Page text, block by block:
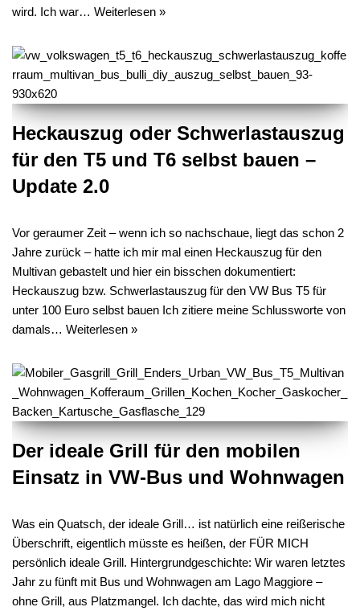
wird. Ich war… Weiterlesen »
Heckauszug oder Schwerlastauszug
für den T5 und T6 selbst bauen –
Update 2.0
Vor geraumer Zeit – wenn ich so nachschaue, liegt das schon 2
Jahre zurück – hatte ich mir mal einen Heckauszug für den
Multivan gebastelt und hier ein bisschen dokumentiert:
Heckauszug bzw. Schwerlastauszug für den VW Bus T5 für
unter 100 Euro selbst bauen Ich zitiere meine Schlussworte von
damals… Weiterlesen »
Der ideale Grill für den mobilen
Einsatz in VW-Bus und Wohnwagen
Was ein Quatsch, der ideale Grill… ist natürlich eine reißerische
Überschrift, eigentlich müsste es heißen, der FÜR MICH
persönlich ideale Grill. Hintergrundgeschichte: Wir waren letztes
Jahr zu fünft mit Bus und Wohnwagen am Lago Maggiore –
ohne Grill, aus Platzmangel. Ich dachte, das wird mich nicht